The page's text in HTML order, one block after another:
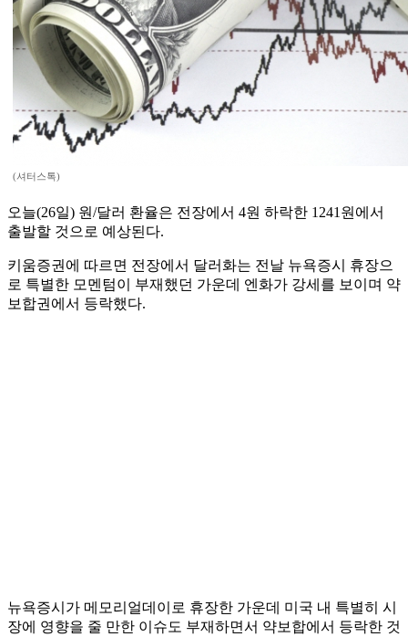
(셔터스톡)
오늘(26일) 원/달러 환율은 전장에서 4원 하락한 1241원에서
출발할 것으로 예상된다.
키움증권에 따르면 전장에서 달러화는 전날 뉴욕증시 휴장으
로 특별한 모멘텀이 부재했던 가운데 엔화가 강세를 보이며 약
보합권에서 등락했다.
뉴욕증시가 메모리얼데이로 휴장한 가운데 미국 내 특별히 시
장에 영향을 줄 만한 이슈도 부재하면서 약보합에서 등락한 것